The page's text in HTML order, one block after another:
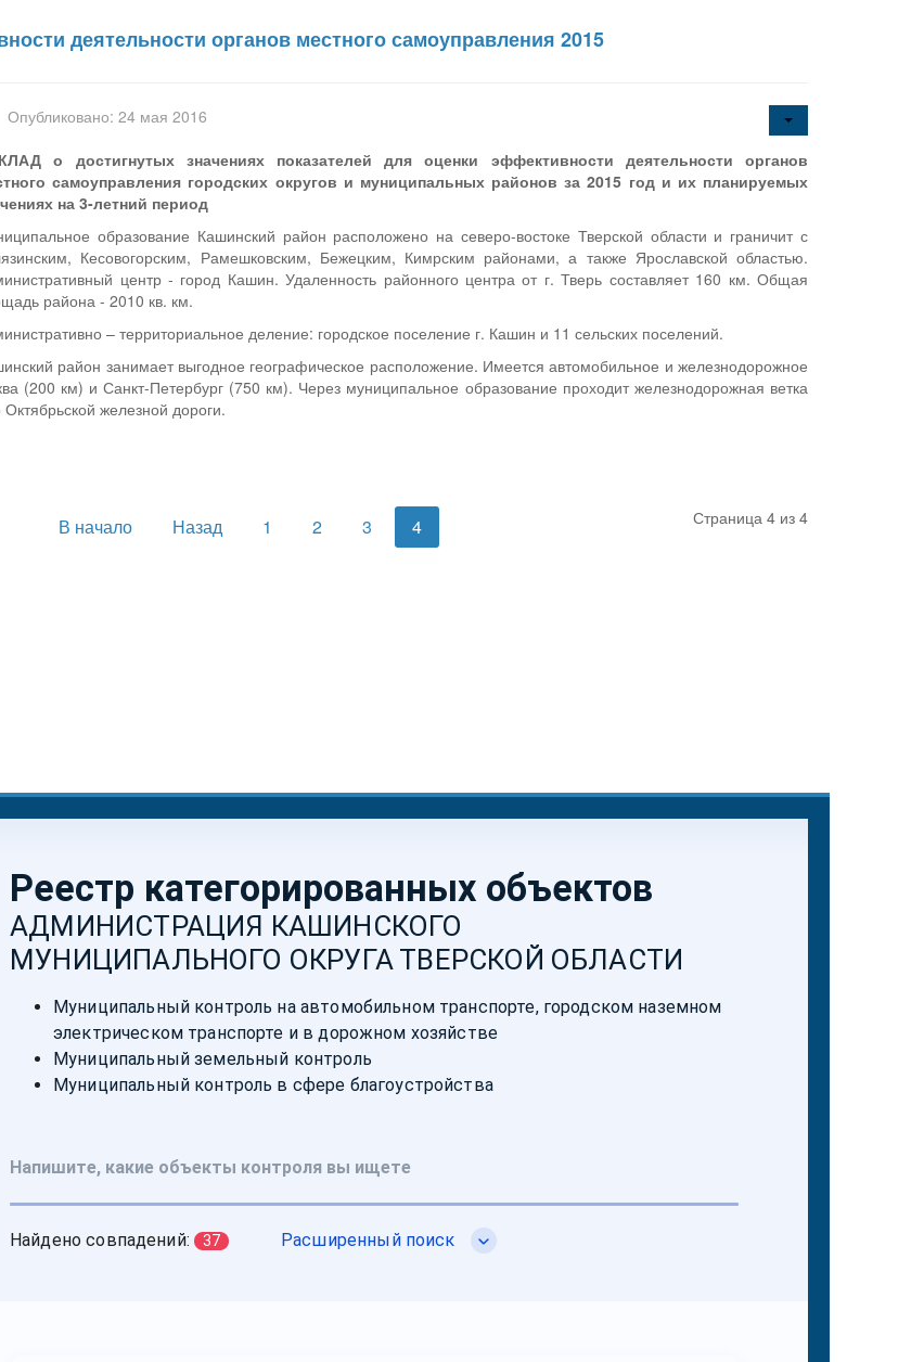
деятельности органов местного самоуправления 2015
Опубликовано: 24 мая 2016
о достигнутых значениях показателей для оценки эффективности деятельности органов
самоуправления городских округов и муниципальных районов за 2015 год и их планируемых
на 3-летний период
образование Кашинский район расположено на северо-востоке Тверской области и граничит с
Кесовогорским, Рамешковским, Бежецким, Кимрским районами, а также Ярославской областью.
центр - город Кашин. Удаленность районного центра от г. Тверь составляет 160 км. Общая
района - 2010 кв. км.
– территориальное деление: городское поселение г. Кашин и 11 сельских поселений.
район занимает выгодное географическое расположение. Имеется автомобильное и железнодорожное
(200 км) и Санкт-Петербург (750 км). Через муниципальное образование проходит железнодорожная ветка
железной дороги.
Страница 4 из 4
В начало Назад 1 2 3 4